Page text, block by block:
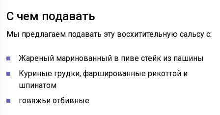
С чем подавать
Мы предлагаем подавать эту восхитительную сальсу с:
Жареный маринованный в пиве стейк из пашины
Куриные грудки, фаршированные рикоттой и
шпинатом
говяжьи отбивные